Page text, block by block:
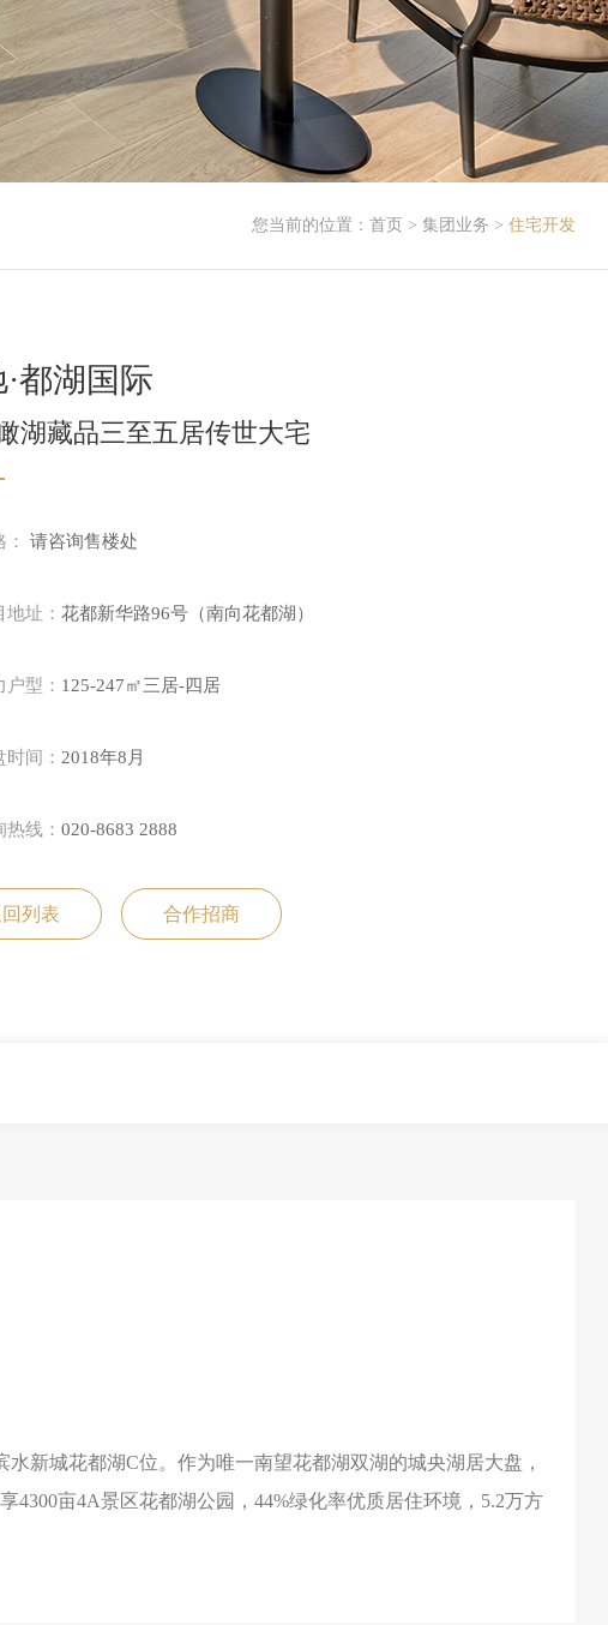
您当前的位置：首页 >集团业务 >住宅开发
都湖国际
湖藏品三至五居传世大宅
请咨询售楼处
地址：花都新华路96号（南向花都湖）
户型： 125-247㎡三居-四居
时间： 2018年8月
热线：020-8683 2888
列表 合作招商
新城花都湖C位。作为唯一南望花都湖双湖的城央湖居大盘，
亩4A景区花都湖公园，44%绿化率优质居住环境，5.2万方